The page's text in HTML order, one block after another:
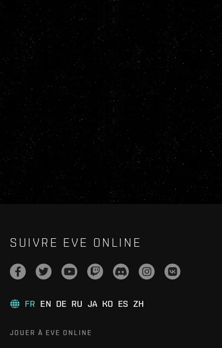
SUIVRE EVE ONLINE
FR EN DE RU JA KO ES ZH
JOUER À EVE ONLINE